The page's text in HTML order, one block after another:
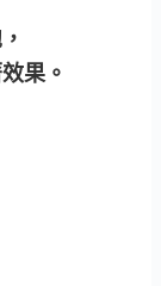
果。